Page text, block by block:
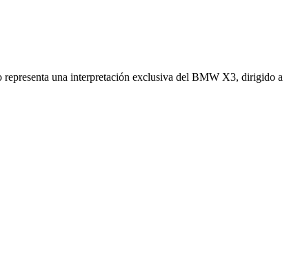
una interpretación exclusiva del BMW X3, dirigido a